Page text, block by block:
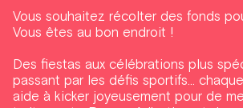
Vous souhaitez récolter des fonds
Vous êtes au bon endroit !
Des fiestas aux célébrations plus
passant par les défis sportifs...
aide à kicker joyeusement pour de